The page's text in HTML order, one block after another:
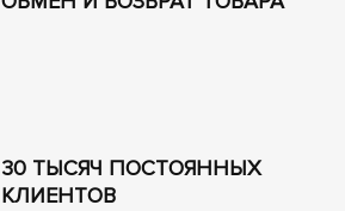
30 ТЫСЯЧ ПОСТОЯННЫХ
КЛИЕНТОВ